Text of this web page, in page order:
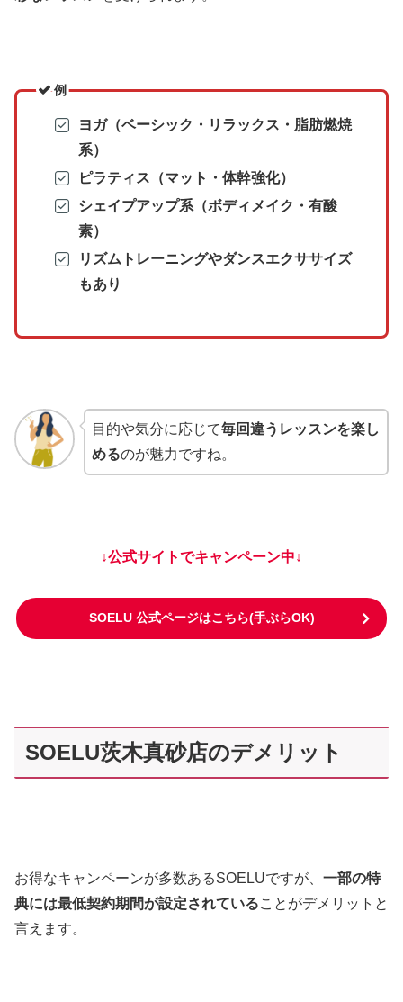
例
ヨガ（ベーシック・リラックス・脂肪燃焼
系）
ピラティス（マット・体幹強化）
シェイプアップ系（ボディメイク・有酸
素）
リズムトレーニングやダンスエクササイズ
もあり
目的や気分に応じて毎回違うレッスンを楽し
めるのが魅力ですね。
↓公式サイトでキャンペーン中↓
SOELU 公式ページはこちら(手ぶらOK)
SOELU茨木真砂店のデメリット
お得なキャンペーンが多数あるSOELUですが、 一部の特
典には最低契約期間が設定されていることがデメリットと
言えます。